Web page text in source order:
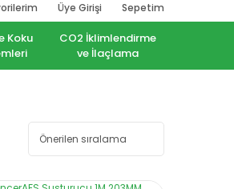
Üye Girişi Sepetim
Koku
CO2 İklimlendirme
ve İlaçlama